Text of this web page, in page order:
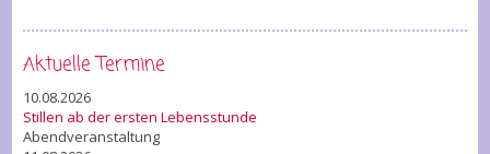
Aktuelle Termine
10.08.2026
Stillen ab der ersten Lebensstunde
Abendveranstaltung